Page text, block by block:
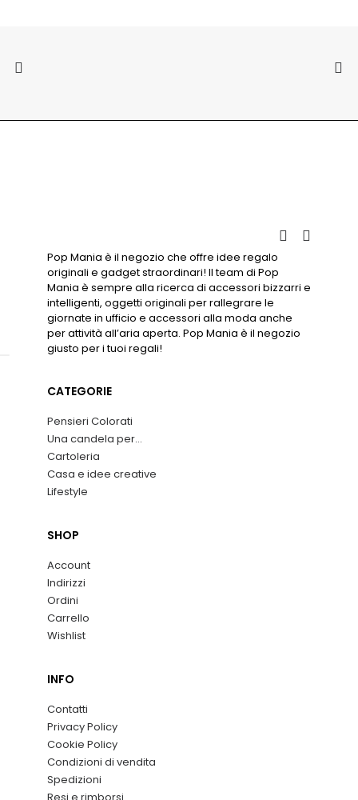
Pop Mania è il negozio che offre idee regalo
originali e gadget straordinari! Il team di Pop
Mania è sempre alla ricerca di accessori bizzarri e
intelligenti, oggetti originali per rallegrare le
giornate in ufficio e accessori alla moda anche
per attività all’aria aperta. Pop Mania è il negozio
giusto per i tuoi regali!
CATEGORIE
Pensieri Colorati
Una candela per…
Cartoleria
Casa e idee creative
Lifestyle
SHOP
Account
Indirizzi
Ordini
Carrello
Wishlist
INFO
Contatti
Privacy Policy
Cookie Policy
Condizioni di vendita
Spedizioni